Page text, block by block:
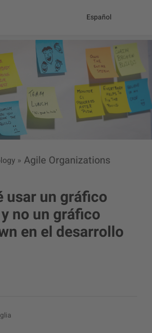
Español
» Agile Organizations
usar un gráfico
no un gráfico
en el desarrollo